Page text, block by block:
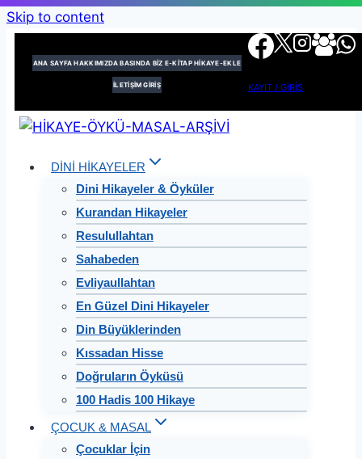
Skip to content
ANA SAYFA HAKKIMIZDA BASINDA BİZ E-KİTAP HİKAYE-EKLE
İLETİŞİM GİRİŞ KAYIT / GİRİŞ
DİNİ HİKAYELER
Dini Hikayeler & Öyküler
Kurandan Hikayeler
Resulullahtan
Sahabeden
Evliyaullahtan
En Güzel Dini Hikayeler
Din Büyüklerinden
Kıssadan Hisse
Doğruların Öyküsü
100 Hadis 100 Hikaye
ÇOCUK & MASAL
Çocuklar İçin